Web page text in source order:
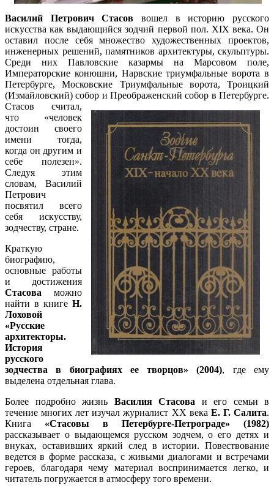
Василий Петрович Стасов вошел в историю русского
искусства как выдающийся зодчий первой пол. XIX века. Он
оставил после себя множество художественных проектов,
инженерных решений, памятников архитектуры, скульптуры.
Среди них Павловские казармы на Марсовом поле,
Императорские конюшни, Нарвские триумфальные ворота в
Петербурге, Московские Триумфальные ворота, Троицкий
(Измайловский) собор и Преображенский собор в Петербурге.
Стасов считал,
что «человек
достоин своего
имени тогда,
когда он другим и
себе полезен».
Следуя этим
словам, Василий
Петрович
посвятил всего
себя искусству,
зодчеству, стране.
Краткую
биографию,
основные работы
и достижения
Стасова можно
найти в книге Н.
Лоховой
«Русские
архитекторы.
История
русского
зодчества в биографиях ее творцов» (2004), где ему
выделена отдельная глава.
Более подробно жизнь Василия Стасова и его семьи в
течение многих лет изучал журналист XX века Е. Г. Салита.
Книга «Стасовы в Петербурге-Петрограде» (1982)
рассказывает о выдающемся русском зодчем, о его детях и
внуках, оставивших яркий след в истории. Повествование
ведется в форме рассказа, с живыми диалогами и встречами
героев, благодаря чему материал воспринимается легко, и
читатель погружается в атмосферу того времени.